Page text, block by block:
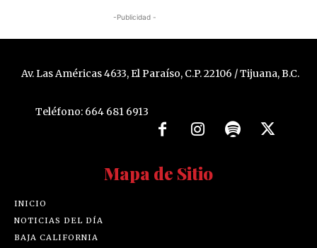
-Publicidad -
Av. Las Américas 4633, El Paraíso, C.P. 22106 / Tijuana, B.C.
Teléfono: 664 681 6913
Mapa de Sitio
INICIO
NOTICIAS DEL DÍA
BAJA CALIFORNIA